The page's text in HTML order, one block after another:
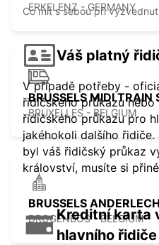
ERKELENZ - GERMANY
BRUSSELS MIDI TRAIN
BRUXELLES - BELGIUM
BRUSSELS
DROGENBOS - BELGIUM
Co mít s sebou při
Váš platný
V případě potřeby -
řidičského průkazu nebo
řidičského průkazu pro
jakéhokoli dalšího
byl váš řidičský průkaz
království, musíte si
Kreditní karta
hlavního řidiče